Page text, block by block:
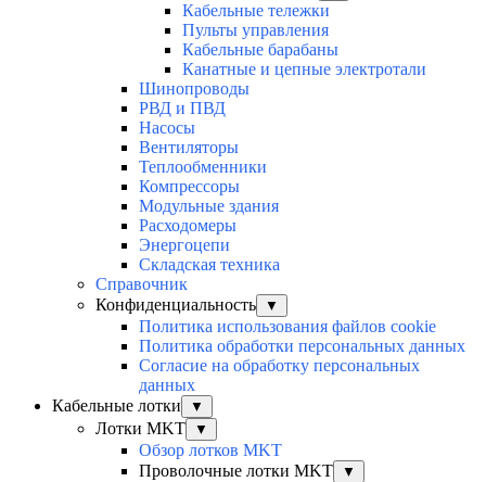
Кабельные тележки
Пульты управления
Кабельные барабаны
Канатные и цепные электротали
Шинопроводы
РВД и ПВД
Насосы
Вентиляторы
Теплообменники
Компрессоры
Модульные здания
Расходомеры
Энергоцепи
Складская техника
Справочник
Конфиденциальность
▼
Политика использования файлов cookie
Политика обработки персональных данных
Согласие на обработку персональных
данных
Кабельные лотки
▼
Лотки MKT ▼
Обзор лотков MKT
Проволочные лотки MKT
▼